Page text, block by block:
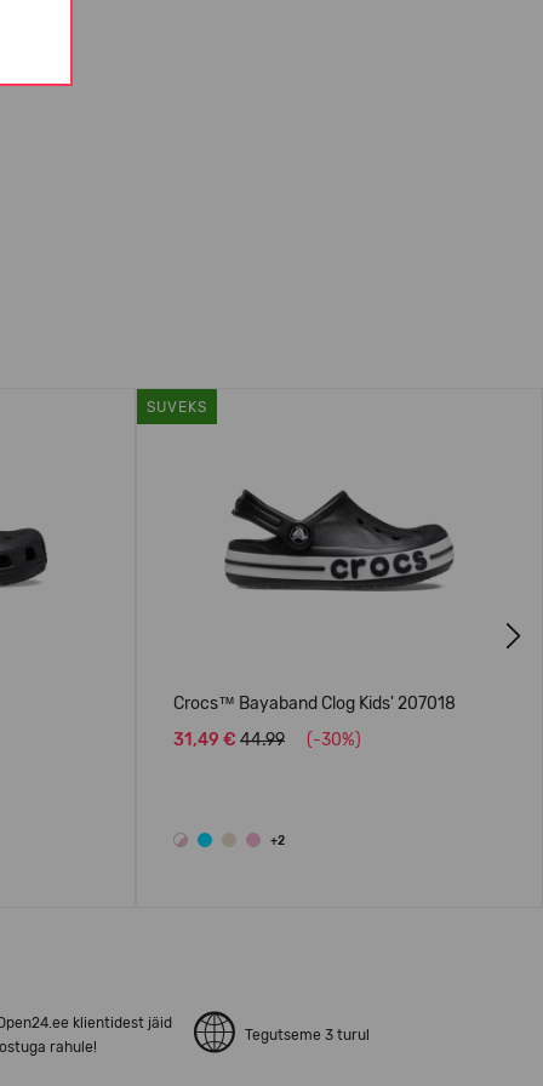
SUVEKS
Crocs™ Bayaband Clog Kids' 207018
31,49 € 44.99 (-30%)
+2
klientidest jäid
rahule!
Tegutseme 3 turul